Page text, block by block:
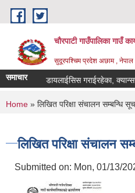
Skip to main content
चौरपाटी गाउँपालिका गाउँ
सुदूरपश्चिम प्रदेश अछाम , नेपाल
समाचार
गरेका, डायलाईसिस गराईरहेका, क्यान्सर
You are here
Home » लिखित परिक्षा संचालन सम्बन्धि
लिखित परिक्षा संचालन
Submitted on: Mon, 01/13/